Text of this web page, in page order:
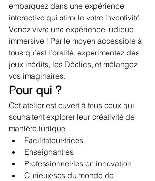
embarquez dans une expérience
interactive qui stimule votre inventivité.
Venez vivre une expérience ludique
immersive ! Par le moyen accessible à
tous qu’est l’oralité, expérimentez des
jeux inédits, les Déclics, et mélangez
vos imaginaires.
Pour qui ?
Cet atelier est ouvert à tous ceux qui
souhaitent explorer leur créativité de
manière ludique
Facilitateur·trices
Enseignant·es
Professionnel·les en innovation
Curieux·ses du monde de